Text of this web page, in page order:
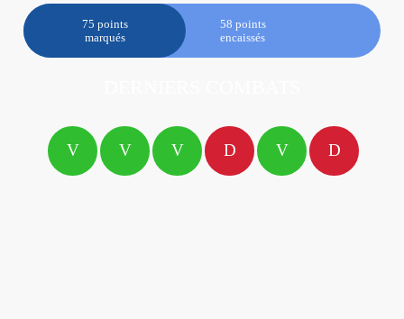
75 points
marqués
58 points
encaissés
V V V D V D